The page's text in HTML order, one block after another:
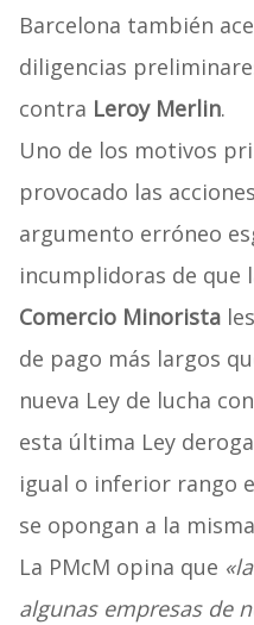
Barcelona también
diligencias
contra Leroy Merlin.
Uno de los motivos
provocado las
argumento erróneo
incumplidoras de que
Comercio Minorista
de pago más largos
nueva Ley de lucha
esta última Ley
igual o inferior rango
se opongan a la
La PMcM opina que
algunas empresas de